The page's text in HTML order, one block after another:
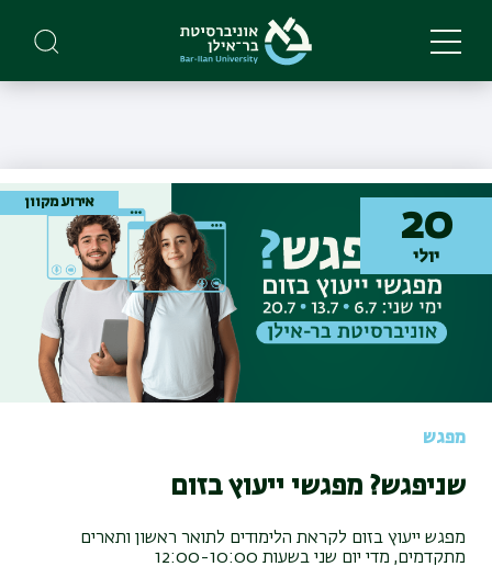
main
20
יולי
אירוע מקוון
מפגש
שניפגש? מפגשי ייעוץ בזום
מפגש ייעוץ בזום לקראת הלימודים לתואר ראשון ותארים
מתקדמים, מדי יום שני בשעות 12:00-10:00